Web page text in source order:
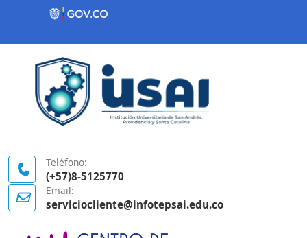
Contenido inicial
Teléfono:
(+57)8-5125770
Email:
serviciocliente@infotepsai.edu.co